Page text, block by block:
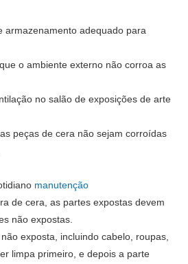
armazenamento adequado para
o ambiente externo não corroa as
no salão de exposições de arte
peças de cera não sejam corroídas
manutenção
de cera, as partes expostas devem
não expostas.
exposta, incluindo cabelo, roupas,
limpa primeiro, e depois a parte